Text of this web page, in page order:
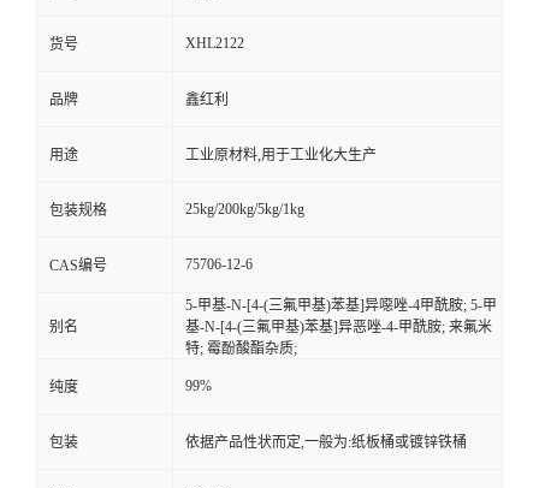
货号 XHL2122
品牌 鑫红利
用途 工业原材料,用于工业化大生产
包装规格 25kg/200kg/5kg/1kg
CAS编号 75706-12-6
别名
5-甲基-N-[4-(三氟甲基)苯基]异噁唑-4甲酰胺; 5-甲
基-N-[4-(三氟甲基)苯基]异恶唑-4-甲酰胺; 来氟米
特; 霉酚酸酯杂质;
纯度 99%
包装 依据产品性状而定,一般为:纸板桶或镀锌铁桶